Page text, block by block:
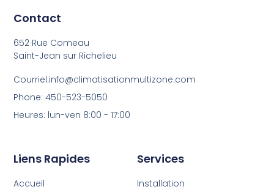
Services
Installation
Liens Rapides
Accueil
Contact
652 Rue Comeau
Saint-Jean sur Richelieu
Courriel:info@climatisationmultizone.com
Phone: 450-523-5050
Heures: lun-ven 8:00 - 17:00